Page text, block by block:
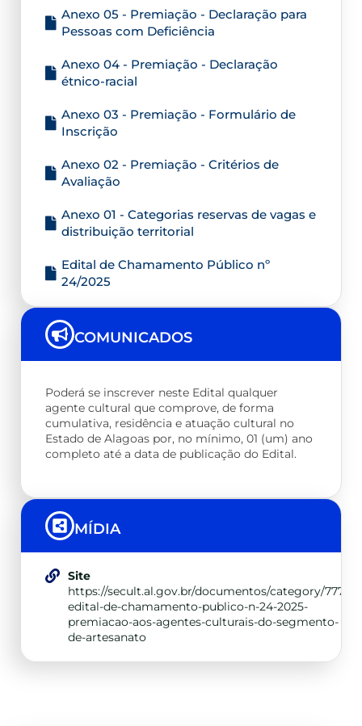
Anexo 05 - Premiação - Declaração para
Pessoas com Deficiência
Anexo 04 - Premiação - Declaração
étnico-racial
Anexo 03 - Premiação - Formulário de
Inscrição
Anexo 02 - Premiação - Critérios de
Avaliação
Anexo 01 - Categorias reservas de vagas e
distribuição territorial
Edital de Chamamento Público nº
24/2025
COMUNICADOS
Poderá se inscrever neste Edital qualquer
agente cultural que comprove, de forma
cumulativa, residência e atuação cultural no
Estado de Alagoas por, no mínimo, 01 (um) ano
completo até a data de publicação do Edital.
MÍDIA
Site
https://secult.al.gov.br/documentos/category/777-
edital-de-chamamento-publico-n-24-2025-
premiacao-aos-agentes-culturais-do-segmento-
de-artesanato